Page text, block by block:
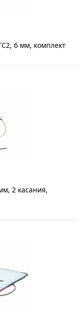
6 мм, комплект
2 касания,